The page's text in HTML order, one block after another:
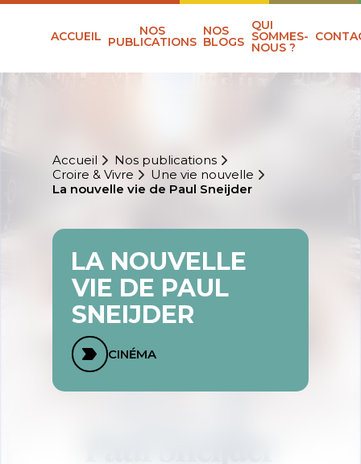
ACCUEIL NOS
PUBLICATIONS
NOS
BLOGS
QUI
SOMMES-
NOUS ?
Accueil
Nos publications
Croire & Vivre
Une vie nouvelle
La nouvelle vie de Paul Sneijder
LA NOUVELLE
VIE DE PAUL
SNEIJDER
CINÉMA